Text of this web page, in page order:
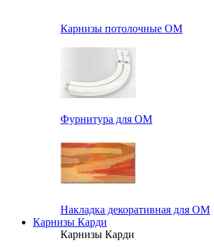
Карнизы потолочные ОМ
Фурнитура для ОМ
Накладка декоративная для ОМ
Карнизы Карди
Карнизы Карди